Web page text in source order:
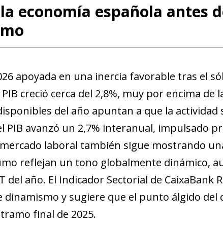
economía española antes
apoyada en una inercia favorable tras el
creció cerca del 2,8%, muy por encima de
del año apuntan a que la
PIB avanzó un 2,7% interanual, impulsado
laboral también sigue mostrando
reflejan un tono globalmente dinámico,
del año. El Indicador Sectorial de CaixaBank
dinamismo y sugiere que el punto álgido del
final de 2025.